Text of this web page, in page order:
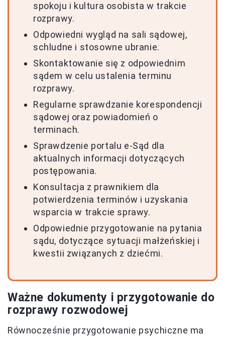
spokoju i kultura osobista w trakcie
rozprawy.
Odpowiedni wygląd na sali sądowej,
schludne i stosowne ubranie.
Skontaktowanie się z odpowiednim
sądem w celu ustalenia terminu
rozprawy.
Regularne sprawdzanie korespondencji
sądowej oraz powiadomień o
terminach.
Sprawdzenie portalu e-Sąd dla
aktualnych informacji dotyczących
postępowania.
Konsultacja z prawnikiem dla
potwierdzenia terminów i uzyskania
wsparcia w trakcie sprawy.
Odpowiednie przygotowanie na pytania
sądu, dotyczące sytuacji małżeńskiej i
kwestii związanych z dziećmi.
Ważne dokumenty i przygotowanie do
rozprawy rozwodowej
Równocześnie przygotowanie psychiczne ma